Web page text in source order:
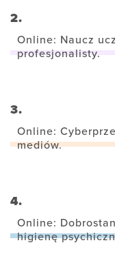
2.
Online: Naucz
profesjonalisty.
3.
Online:
mediów.
4.
Online:
higienę